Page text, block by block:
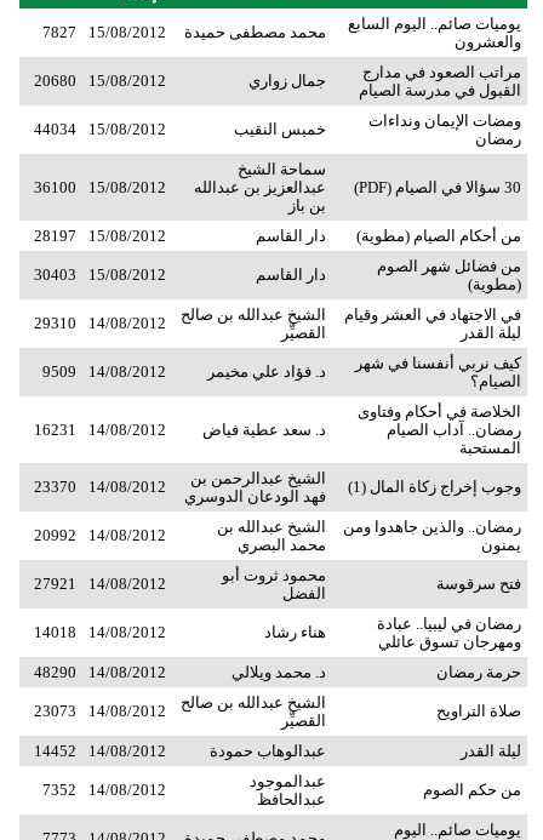
يوميات صائم.. اليوم السابع
والعشرون
محمد مصطفى حميدة 15/08/2012
7827
مراتب الصعود في مدارج
القبول في مدرسة الصيام
جمال زواري 15/08/2012
20680
ومضات الإيمان ونداءات
رمضان
خميس النقيب 15/08/2012
44034
30 سؤالا في الصيام (PDF)
سماحة الشيخ
عبدالعزيز بن عبدالله
بن باز
15/08/2012
36100
من أحكام الصيام (مطوية) دار القاسم 15/08/2012
28197
من فضائل شهر الصوم
(مطوية)
دار القاسم 15/08/2012
30403
في الاجتهاد في العشر وقيام
ليلة القدر
الشيخ عبدالله بن صالح
القصيِّر
14/08/2012
29310
كيف نربي أنفسنا في شهر
الصيام؟
د. فؤاد علي مخيمر 14/08/2012
9509
الخلاصة في أحكام وفتاوى
رمضان.. آداب الصيام
المستحبة
د. سعد عطية فياض 14/08/2012
16231
وجوب إخراج زكاة المال (1)
الشيخ عبدالرحمن بن
فهد الودعان الدوسري
14/08/2012
23370
رمضان.. والذين جاهدوا ومن
يمنون
الشيخ عبدالله بن
محمد البصري
14/08/2012
20992
فتح سرقوسة
محمود ثروت أبو
الفضل
14/08/2012
27921
رمضان في ليبيا.. عبادة
ومهرجان تسوق عائلي
هناء رشاد 14/08/2012
14018
حرمة رمضان د. محمد ويلالي 14/08/2012
48290
صلاة التراويح
الشيخ عبدالله بن صالح
القصيِّر
14/08/2012
23073
ليلة القدر عبدالوهاب حمودة 14/08/2012
14452
من حكم الصوم
عبدالموجود
عبدالحافظ
14/08/2012
7352
يوميات صائم.. اليوم